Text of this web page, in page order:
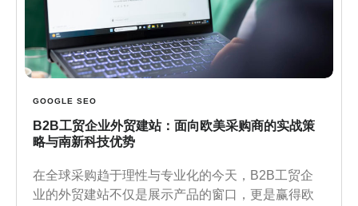
GOOGLE SEO
B2B工贸企业外贸建站：面向欧美采购商的实战策
略与南新科技优势
在全球采购趋于理性与专业化的今天，B2B工贸企
业的外贸建站不仅是展示产品的窗口，更是赢得欧